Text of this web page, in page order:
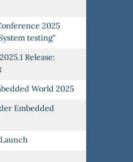
2025
testing"
Release:
World 2025
Embedded